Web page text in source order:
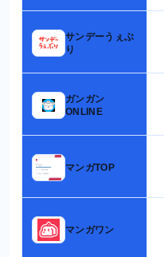
サンデーうぇぶ
り
ガンガン
ONLINE
マンガTOP
マンガワン